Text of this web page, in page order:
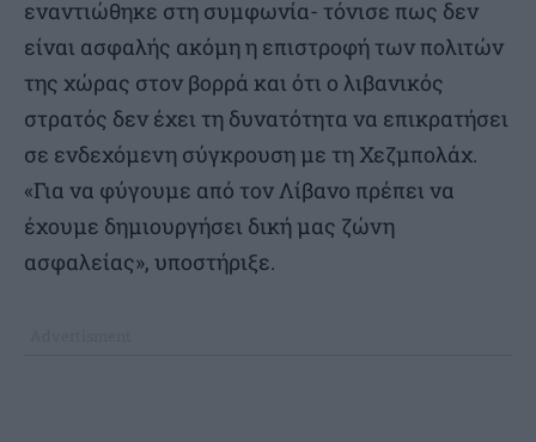
εναντιώθηκε στη συμφωνία- τόνισε πως δεν
είναι ασφαλής ακόμη η επιστροφή των πολιτών
της χώρας στον βορρά και ότι ο λιβανικός
στρατός δεν έχει τη δυνατότητα να επικρατήσει
σε ενδεχόμενη σύγκρουση με τη Χεζμπολάχ.
«Για να φύγουμε από τον Λίβανο πρέπει να
έχουμε δημιουργήσει δική μας ζώνη
ασφαλείας», υποστήριξε.